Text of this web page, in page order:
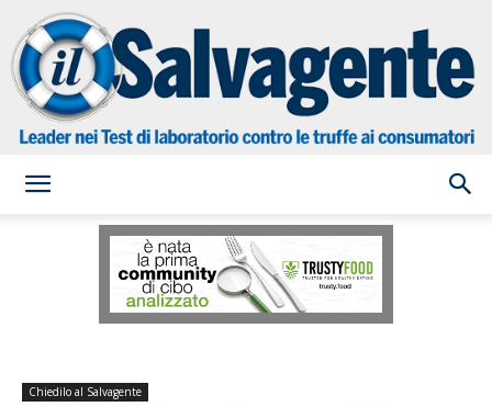
Salvagente
Chiedilo al Salvagente